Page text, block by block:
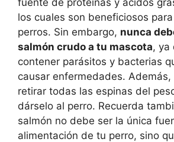
los cuales son beneficiosos
perros. Sin embargo, nunca
salmón crudo a tu mascota, ya
contener parásitos y bacterias
causar enfermedades.
retirar todas las espinas del
dárselo al perro. Recuerda
salmón no debe ser la única
alimentación de tu perro, sino